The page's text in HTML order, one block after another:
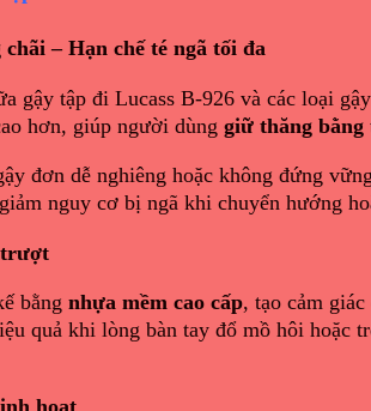
– Hạn chế té ngã tối đa
gậy tập đi Lucass B-926 và các loại
hơn, giúp người dùng giữ thăng bằng
đơn dễ nghiêng hoặc không đứng
nguy cơ bị ngã khi chuyển hướng
trượt
bằng nhựa mềm cao cấp, tạo cảm
quả khi lòng bàn tay đổ mồ hôi